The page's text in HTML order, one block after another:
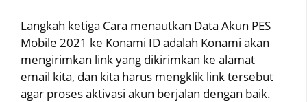
Langkah ketiga Cara menautkan Data Akun PES
Mobile 2021 ke Konami ID adalah Konami akan
mengirimkan link yang dikirimkan ke alamat
email kita, dan kita harus mengklik link tersebut
agar proses aktivasi akun berjalan dengan baik.